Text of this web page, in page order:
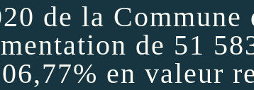
de la Commune
de 51
en valeur